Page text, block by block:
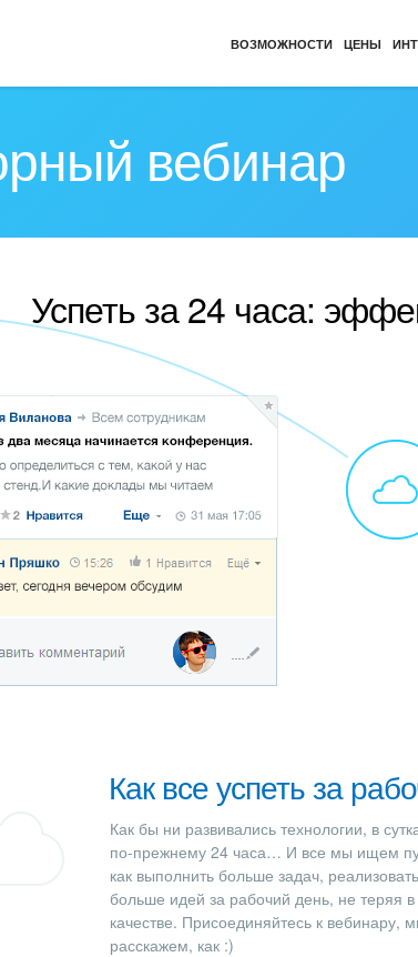
ВОЗМОЖНОСТИ ЦЕНЫ
вебинар
Успеть за 24 часа:
Как все успеть за
Как бы ни развивались технологии, в
по-прежнему 24 часа… И все мы ищем
как выполнить больше задач, реализовать
больше идей за рабочий день, не теряя в
качестве. Присоединяйтесь к вебинару,
расскажем, как :)